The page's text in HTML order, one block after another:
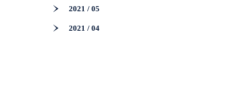
2021 / 05
2021 / 04